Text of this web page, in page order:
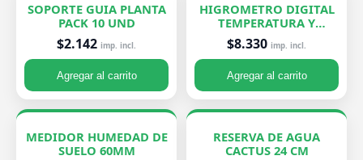
SOPORTE GUIA PLANTA
PACK 10 UND
$2.142 imp. incl.
Agregar al carrito
HIGROMETRO DIGITAL
TEMPERATURA Y
HUMEDAD
$8.330 imp. incl.
Agregar al carrito
MEDIDOR HUMEDAD DE
SUELO 60MM
RESERVA DE AGUA
CACTUS 24 CM